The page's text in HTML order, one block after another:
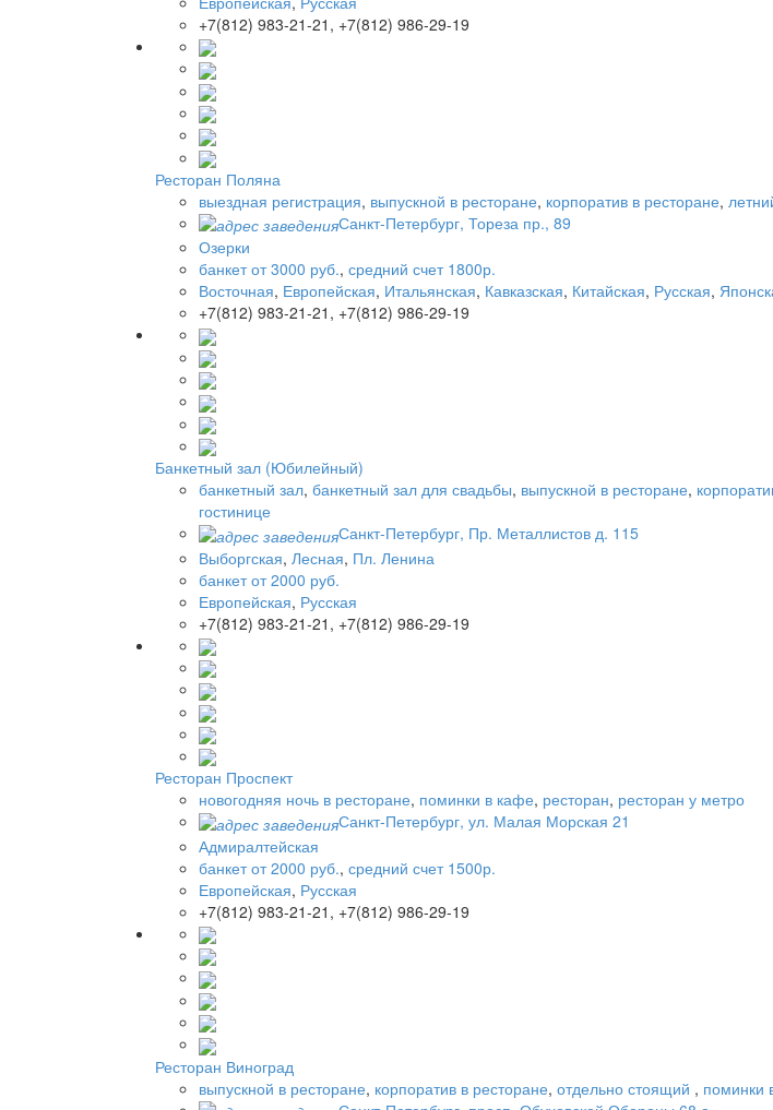
+7(812) 983-21-21, +7(812) 986-29-19
Ресторан Поляна
выездная регистрация, выпускной в ресторане, корпоратив в ресторане,
Санкт-Петербург, Тореза пр., 89
Озерки
банкет от 3000 руб., средний счет 1800р.
Восточная, Европейская, Итальянская, Кавказская, Китайская, Русская,
+7(812) 983-21-21, +7(812) 986-29-19
Банкетный зал (Юбилейный)
банкетный зал, банкетный зал для свадьбы, выпускной в ресторане,
гостинице
Санкт-Петербург, Пр. Металлистов д. 115
Выборгская, Лесная, Пл. Ленина
банкет от 2000 руб.
Европейская, Русская
+7(812) 983-21-21, +7(812) 986-29-19
Ресторан Проспект
новогодняя ночь в ресторане, поминки в кафе, ресторан, ресторан у метро
Санкт-Петербург, ул. Малая Морская 21
Адмиралтейская
банкет от 2000 руб., средний счет 1500р.
Европейская, Русская
+7(812) 983-21-21, +7(812) 986-29-19
Ресторан Виноград
выпускной в ресторане, корпоратив в ресторане, отдельно стоящий , поминки